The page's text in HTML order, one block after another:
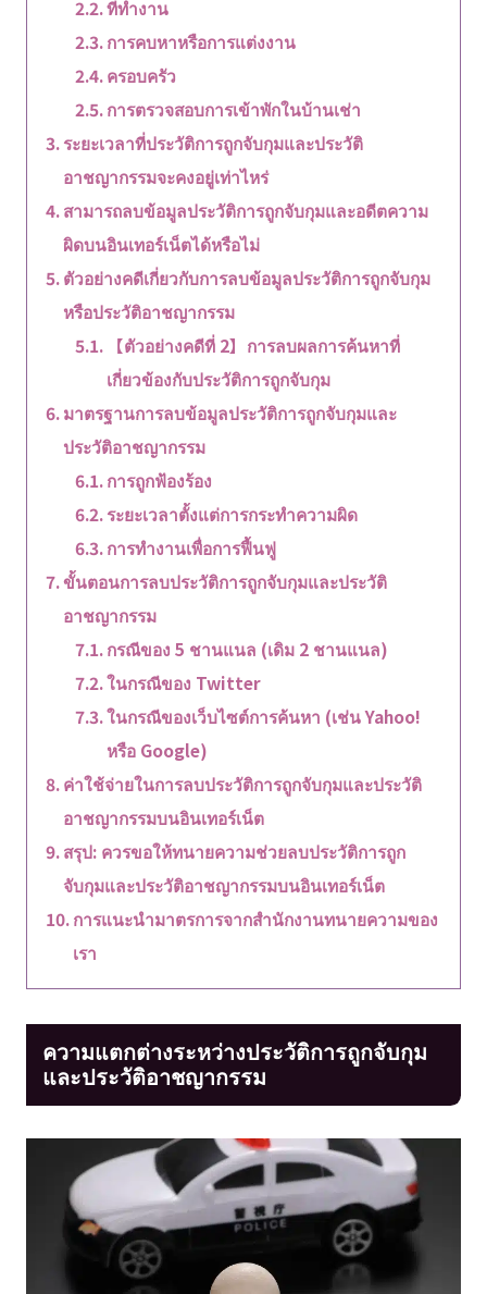
ที่ทำงาน
การคบหาหรือการแต่งงาน
ครอบครัว
การตรวจสอบการเข้าพักในบ้านเช่า
ระยะเวลาที่ประวัติการถูกจับกุมและประวัติ
อาชญากรรมจะคงอยู่เท่าไหร่
สามารถลบข้อมูลประวัติการถูกจับกุมและอดีตความ
ผิดบนอินเทอร์เน็ตได้หรือไม่
ตัวอย่างคดีเกี่ยวกับการลบข้อมูลประวัติการถูกจับกุม
หรือประวัติอาชญากรรม
【ตัวอย่างคดีที่ 2】การลบผลการค้นหาที่
เกี่ยวข้องกับประวัติการถูกจับกุม
มาตรฐานการลบข้อมูลประวัติการถูกจับกุมและ
ประวัติอาชญากรรม
การถูกฟ้องร้อง
ระยะเวลาตั้งแต่การกระทำความผิด
การทำงานเพื่อการฟื้นฟู
ขั้นตอนการลบประวัติการถูกจับกุมและประวัติ
อาชญากรรม
กรณีของ 5 ชานแนล (เดิม 2 ชานแนล)
ในกรณีของ Twitter
ในกรณีของเว็บไซต์การค้นหา (เช่น Yahoo!
หรือ Google)
ค่าใช้จ่ายในการลบประวัติการถูกจับกุมและประวัติ
อาชญากรรมบนอินเทอร์เน็ต
สรุป: ควรขอให้ทนายความช่วยลบประวัติการถูก
จับกุมและประวัติอาชญากรรมบนอินเทอร์เน็ต
การแนะนำมาตรการจากสำนักงานทนายความของ
เรา
ความแตกต่างระหว่างประวัติการถูกจับกุม
และประวัติอาชญากรรม